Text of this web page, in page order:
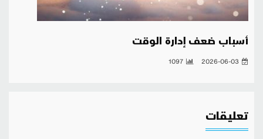
أسباب ضعف إدارة الوقت
2026-06-03
1097
تعليقات